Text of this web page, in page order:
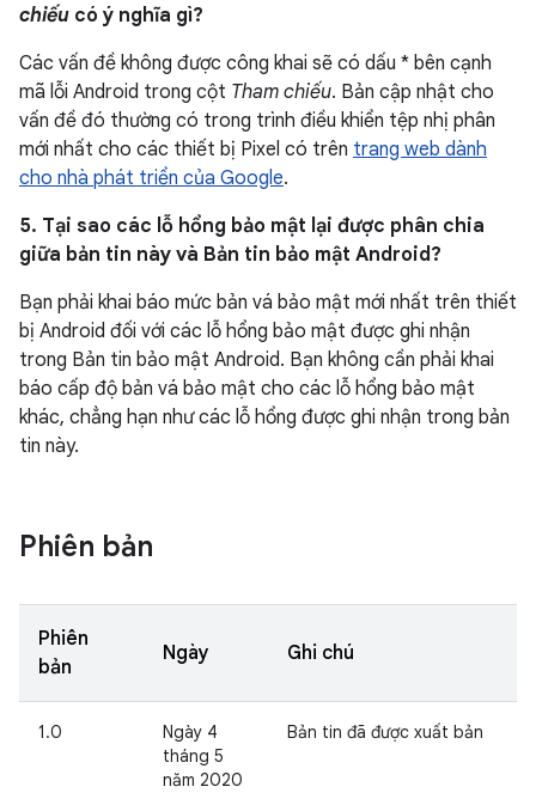
chiếu có ý nghĩa gì?
Các vấn đề không được công khai sẽ có dấu * bên cạnh
mã lỗi Android trong cột Tham chiếu. Bản cập nhật cho
vấn đề đó thường có trong trình điều khiển tệp nhị phân
mới nhất cho các thiết bị Pixel có trên trang web dành
cho nhà phát triển của Google.
5. Tại sao các lỗ hổng bảo mật lại được phân chia
giữa bản tin này và Bản tin bảo mật Android?
Bạn phải khai báo mức bản vá bảo mật mới nhất trên thiết
bị Android đối với các lỗ hổng bảo mật được ghi nhận
trong Bản tin bảo mật Android. Bạn không cần phải khai
báo cấp độ bản vá bảo mật cho các lỗ hổng bảo mật
khác, chẳng hạn như các lỗ hổng được ghi nhận trong bản
tin này.
Phiên bản
Phiên
bản
Ngày Ghi chú
1.0
Ngày 4
tháng 5
năm 2020
Bản tin đã được xuất bản